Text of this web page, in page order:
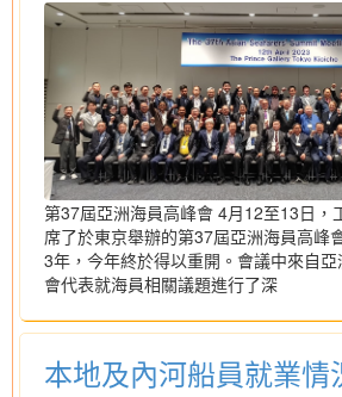
第37屆亞洲海員高峰會 4月12至13日，
席了於東京舉辦的第37屆亞洲海員高峰
3年，今年終於得以重開。會議中來自
會代表就海員相關議題進行了深
本地及內河船員就業情